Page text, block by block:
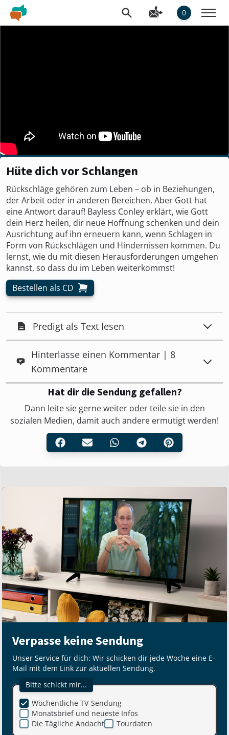
0
Hüte dich vor Schlangen
Rückschläge gehören zum Leben – ob in Beziehungen,
der Arbeit oder in anderen Bereichen. Aber Gott hat
eine Antwort darauf! Bayless Conley erklärt, wie Gott
dein Herz heilen, dir neue Hoffnung schenken und dein
Ausrichtung auf ihn erneuern kann, wenn Schlagen in
Form von Rückschlägen und Hindernissen kommen. Du
lernst, wie du mit diesen Herausforderungen umgehen
kannst, so dass du im Leben weiterkommst!
Bestellen als CD
Predigt als Text lesen
Hinterlasse einen Kommentar | 8
Kommentare
Hat dir die Sendung gefallen?
Dann leite sie gerne weiter oder teile sie in den
sozialen Medien, damit auch andere ermutigt werden!
Verpasse keine Sendung
Unser Service für dich: Wir schicken dir jede Woche eine E-
Mail mit dem Link zur aktuellen Sendung.
Bitte schickt mir...
Monatsbrief und neueste Infos
Die Tägliche Andacht
Wöchentliche TV-Sendung
Tourdaten